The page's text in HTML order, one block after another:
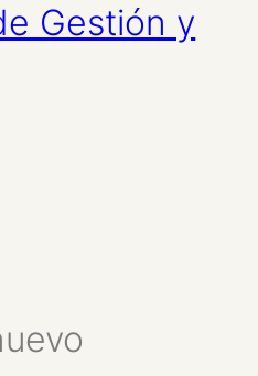
Gestión y